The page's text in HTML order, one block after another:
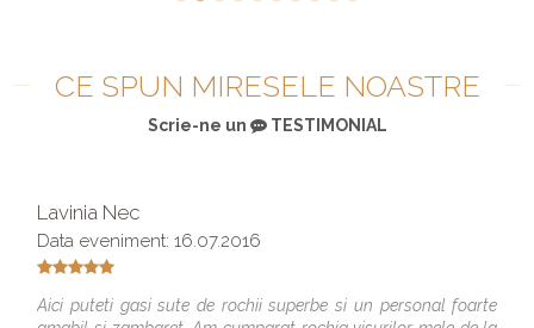
CE SPUN MIRESELE NOASTRE
Scrie-ne un TESTIMONIAL
Lavinia Nec
Data eveniment: 16.07.2016
Aici puteti gasi sute de rochii superbe si un personal foarte